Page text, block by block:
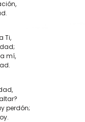
Ti,
mí,
perdón;